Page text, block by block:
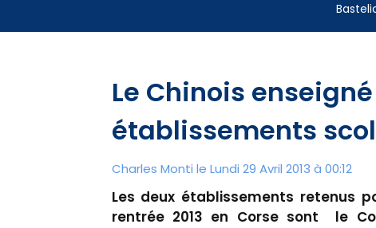
Le Chinois
établissements
Charles Monti le Lundi 29 Avril 2013 à 00:12
Les deux établissements retenus
rentrée 2013 en Corse sont le